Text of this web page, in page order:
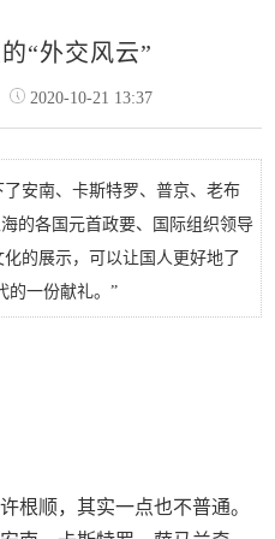
“外交风云”
2020-10-21 13:37
安南、卡斯特罗、普京、老布
的各国元首政要、国际组织领导
的展示，可以让国人更好地了
的一份献礼。”
根顺，其实一点也不普通。